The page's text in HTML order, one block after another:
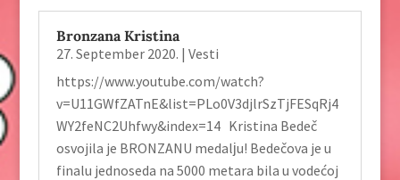
Bronzana Kristina
27. September 2020. | Vesti
https://www.youtube.com/watch?
v=U11GWfZATnE&list=PLo0V3djlrSzTjFESqRj4
WY2feNC2Uhfwy&index=14 Kristina Bedeč
osvojila je BRONZANU medalјu! Bedečova je u
finalu jednoseda na 5000 metara bila u vodećoj